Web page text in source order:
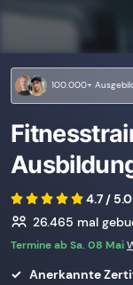
100.000+
4.7 / 5.0
26.465 mal
Termine ab Sa. 08 Mai
Anerkannte